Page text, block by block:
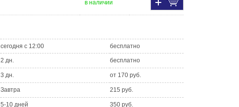
в наличии
сегодня с 12:00 бесплатно
2 дн. бесплатно
3 дн. от 170 руб.
Завтра 215 руб.
5-10 дней 350 руб.